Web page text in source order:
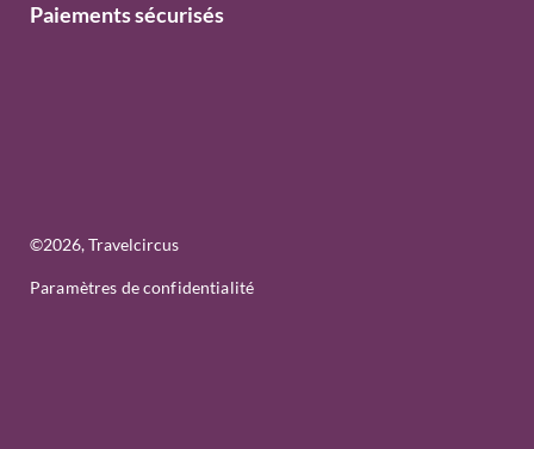
Paiements sécurisés
©2026, Travelcircus
Paramètres de confidentialité